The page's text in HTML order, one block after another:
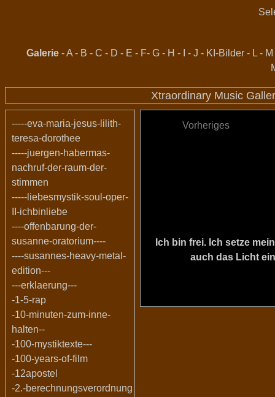
Galerie -A - B - C - D - E - F- G - H - - J - KI-Bilder - L - M
Xtraordinary Music
-----eva-maria-jesus-lilith-
teresa-dorothee
-----juergen-habermas-
nachruf-der-raum-der-
stimmen
-----liebesmystik-soul-oper-
II-ichbinliebe
----offenbarung-der-
susanne-oratorium----
----susannes-heavy-metal-
edition---
---erklaerung---
-1-5-rap
-10-minuten-zum-inne-
halten--
-100-mystiktexte---
-100-years-of-film
-12apostel
-2.-berechnungsverordnung
Vorheriges
Ich bin frei. Ich setze
auch das Licht